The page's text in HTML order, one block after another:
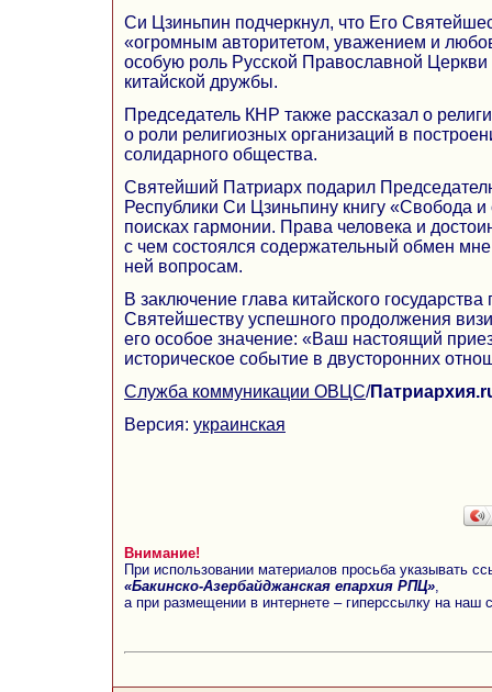
Си Цзиньпин подчеркнул, что Его
«огромным авторитетом, уважением и
особую роль Русской Православной Церкви
китайской дружбы.
Председатель КНР также рассказал о
о роли религиозных организаций в
солидарного общества.
Святейший Патриарх подарил
Республики Си Цзиньпину книгу «Свобода и
поисках гармонии. Права человека и
с чем состоялся содержательный обмен
ней вопросам.
В заключение глава китайского
Святейшеству успешного продолжения
его особое значение: «Ваш настоящий
историческое событие в двусторонних
Служба коммуникации ОВЦС/
Версия: украинская
Внимание!
При использовании материалов просьба указывать
«Бакинско-Азербайджанская епархия РПЦ»
а при размещении в интернете – гиперссылку на наш